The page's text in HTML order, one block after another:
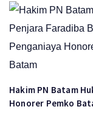
Hakim PN Batam
Honorer Pemko